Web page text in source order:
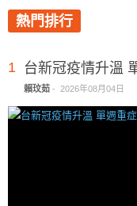
熱門排行
1 台新冠疫情升溫
賴玟茹 - 2026年08月04日